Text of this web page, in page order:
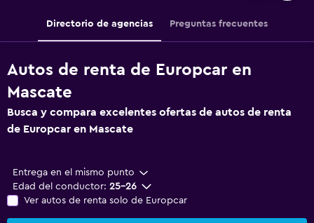
Directorio de agencias Preguntas frecuentes
Autos de renta de Europcar en
Mascate
Busca y compara excelentes ofertas de autos de renta
de Europcar en Mascate
Entrega en el mismo punto
Edad del conductor: 25-26
Ver autos de renta solo de Europcar